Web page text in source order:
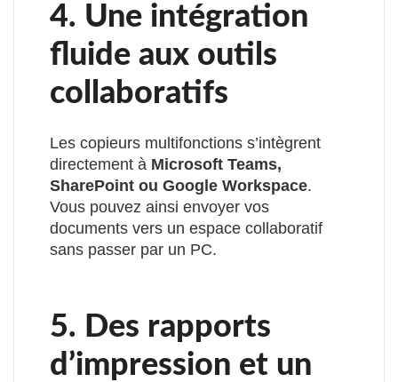
4. Une intégration
fluide aux outils
collaboratifs
Les copieurs multifonctions s’intègrent
directement à Microsoft Teams,
SharePoint ou Google Workspace.
Vous pouvez ainsi envoyer vos
documents vers un espace collaboratif
sans passer par un PC.
5. Des rapports
d’impression et un